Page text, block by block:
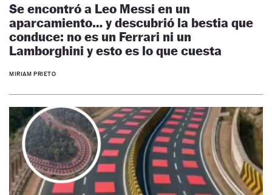
Se encontró a Leo Messi en un
aparcamiento… y descubrió la bestia que
conduce: no es un Ferrari ni un
Lamborghini y esto es lo que cuesta
MIRIAM PRIETO